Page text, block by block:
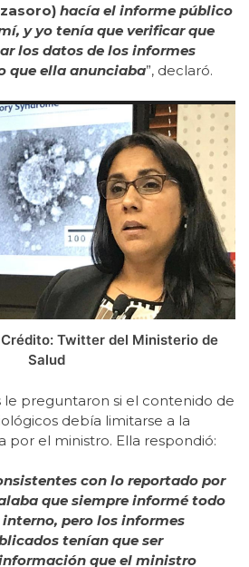
hacía el informe público
y yo tenía que verificar que
los datos de los informes
que ella anunciaba”, declaró.
Twitter del Ministerio de
Salud
le preguntaron si el contenido de
debía limitarse a la
por el ministro. Ella respondió:
con lo reportado por
que siempre informé todo
pero los informes
tenían que ser
que el ministro